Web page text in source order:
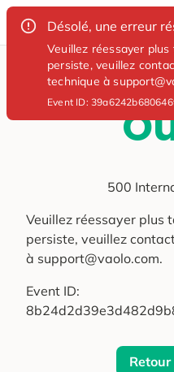
Désolé, une erreur
Veuillez réessayer
persiste, veuillez
technique à
Event ID:
500
Veuillez réessayer plus
persiste, veuillez
à support@vaolo.com.
Event ID: